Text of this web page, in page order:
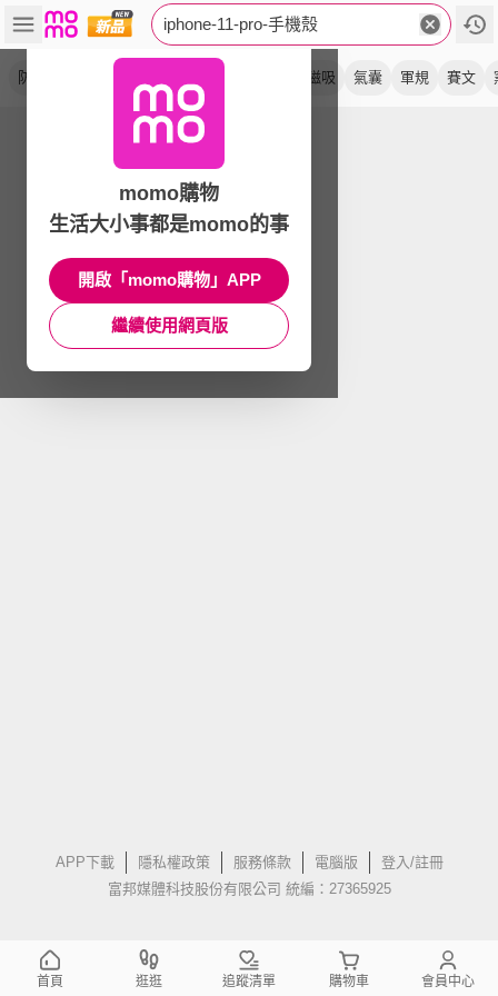
iphone-11-pro-手機殼
防摔 磁吸 氣囊 軍規 賽文
APP下載 隱私權政策 服務條款 電腦版
登入/註冊
富邦媒體科技股份有限公司 統編：27365925
momo購物
生活大小事都是momo的事
開啟「momo購物」APP
繼續使用網頁版
首頁 逛逛 追蹤清單 購物車 會員中心